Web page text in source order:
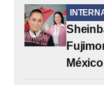
México